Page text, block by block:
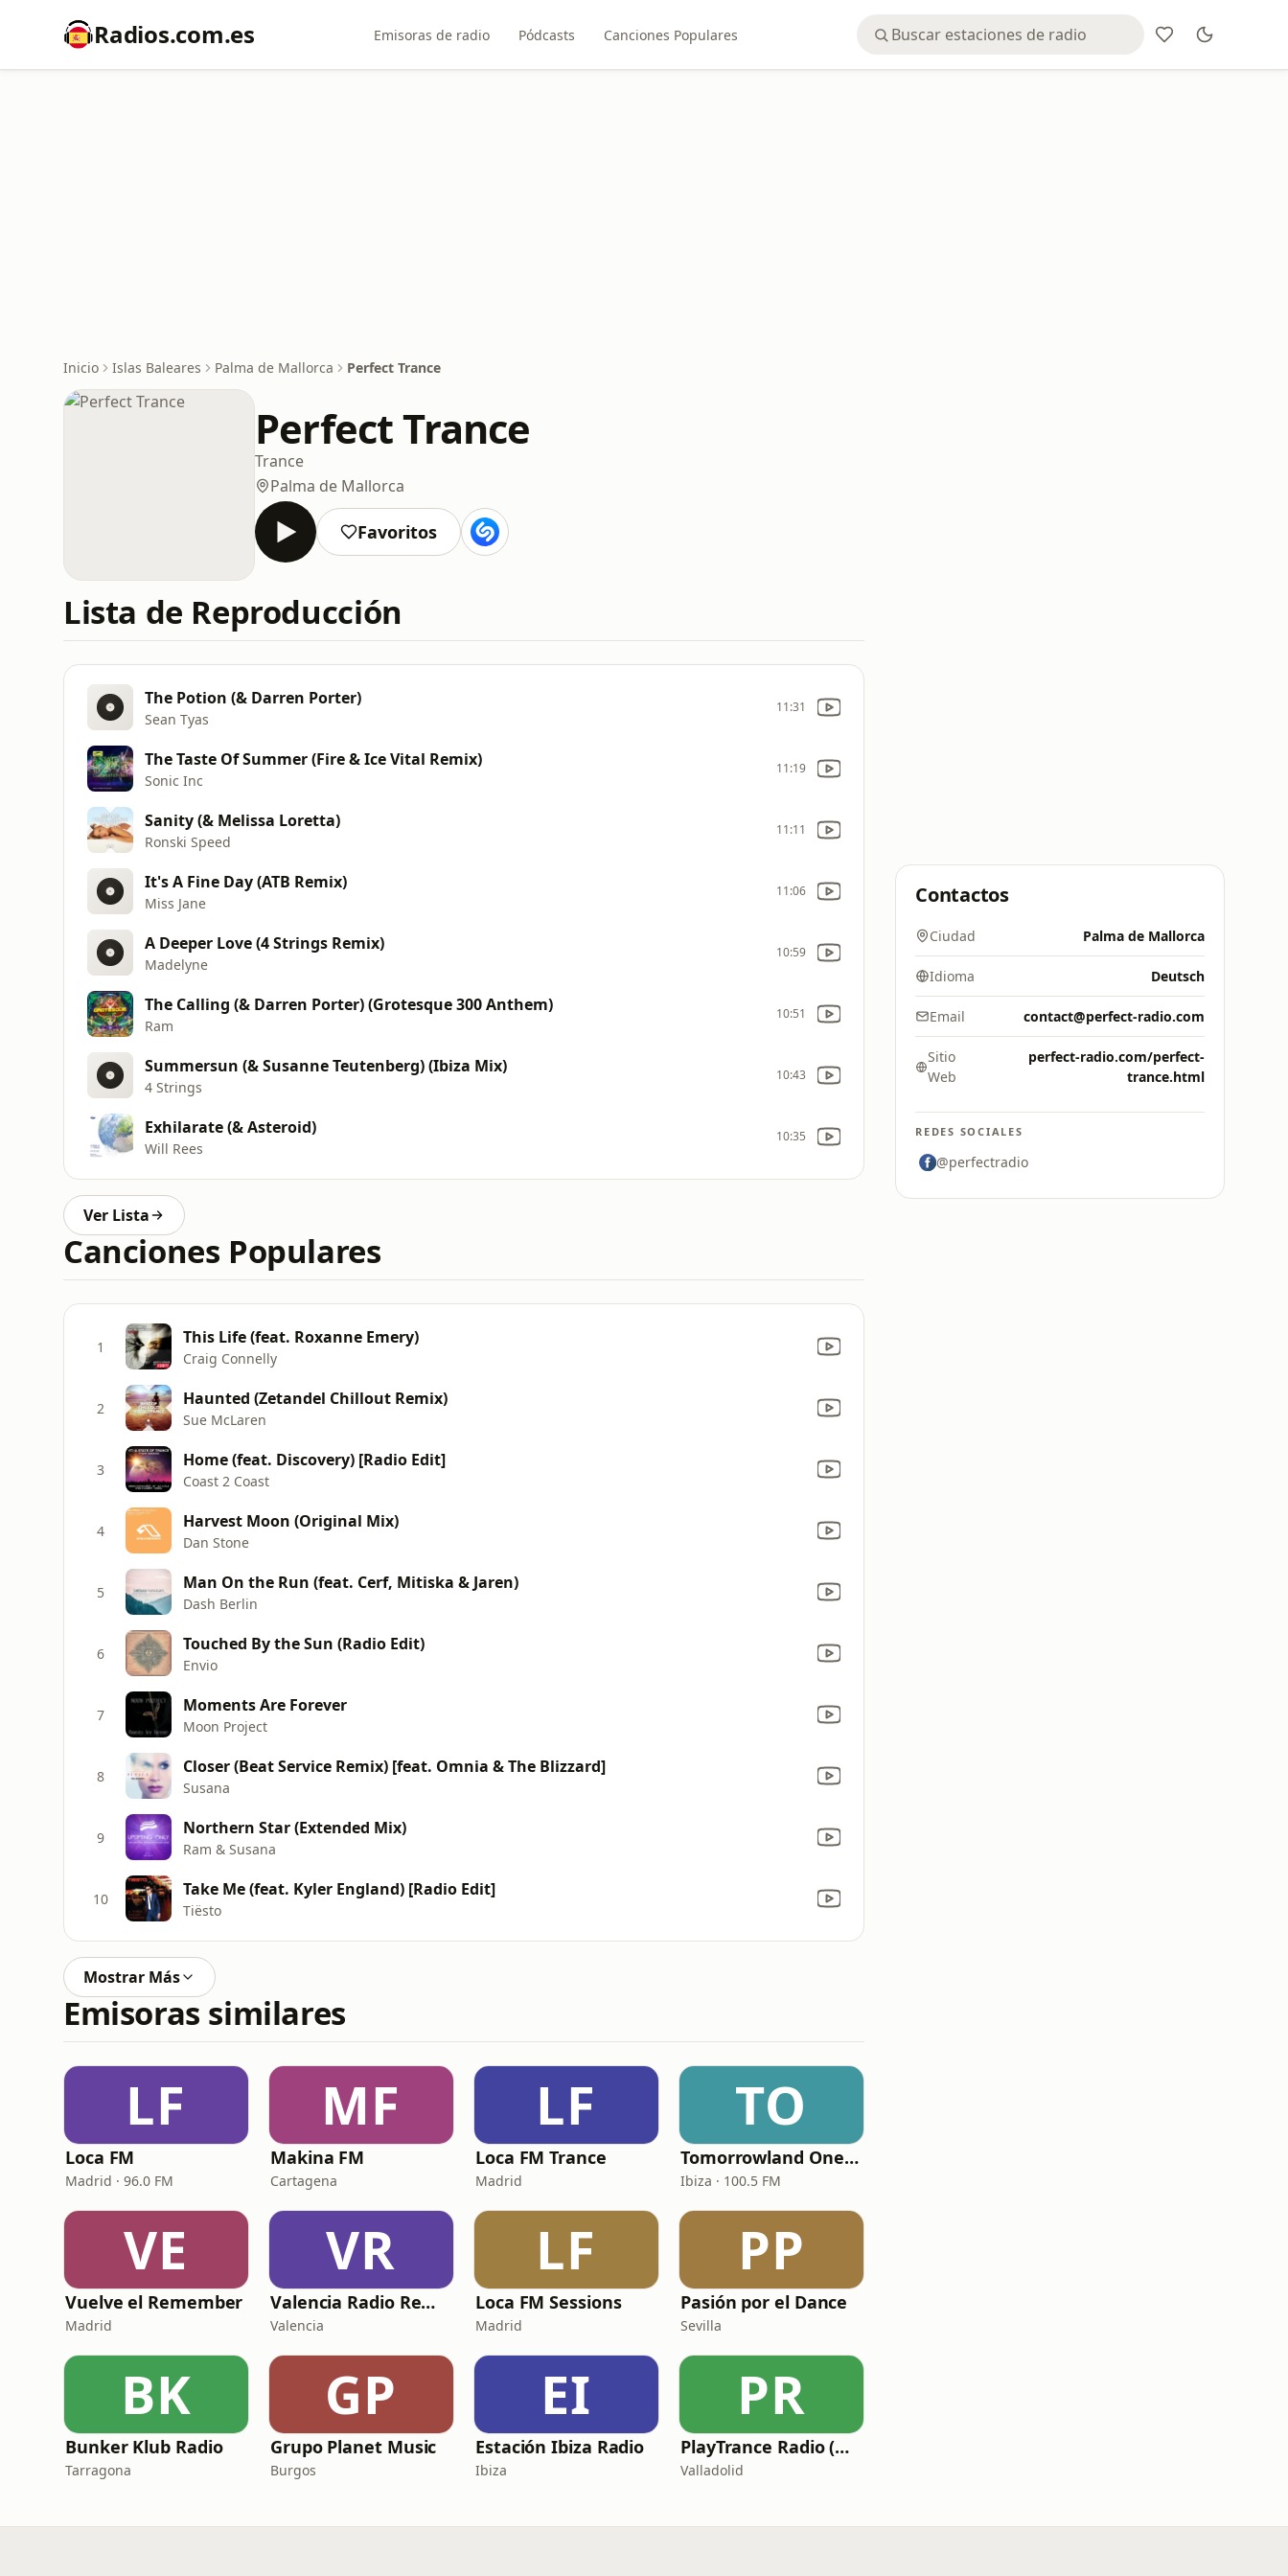
Radios.com.es Emisoras de radio Pódcasts Canciones Populares
Inicio Islas Baleares Palma de Mallorca Perfect Trance
Perfect Trance
Trance
Palma de Mallorca
Favoritos
Lista de Reproducción
The Potion (& Darren Porter)
Sean Tyas
11:31
The Taste Of Summer (Fire & Ice Vital Remix)
Sonic Inc
11:19
Sanity (& Melissa Loretta)
Ronski Speed
11:11
It's A Fine Day (ATB Remix)
Miss Jane
11:06
A Deeper Love (4 Strings Remix)
Madelyne
10:59
The Calling (& Darren Porter) (Grotesque 300 Anthem)
Ram
10:51
Summersun (& Susanne Teutenberg) (Ibiza Mix)
4 Strings
10:43
Exhilarate (& Asteroid)
Will Rees
10:35
Ver Lista
Canciones Populares
1 This Life (feat. Roxanne Emery)
Craig Connelly
2 Haunted (Zetandel Chillout Remix)
Sue McLaren
3 Home (feat. Discovery) [Radio Edit]
Coast 2 Coast
4 Harvest Moon (Original Mix)
Dan Stone
5 Man On the Run (feat. Cerf, Mitiska & Jaren)
Dash Berlin
6 Touched By the Sun (Radio Edit)
Envio
7 Moments Are Forever
Moon Project
8 Closer (Beat Service Remix) [feat. Omnia & The Blizzard]
Susana
9 Northern Star (Extended Mix)
Ram & Susana
10 Take Me (feat. Kyler England) [Radio Edit]
Tiësto
Mostrar Más
Emisoras similares
LF
Loca FM
Madrid · 96.0 FM
MF
Makina FM
Cartagena
LF
Loca FM Trance
Madrid
TO
Tomorrowland One World Radio - Spain
Ibiza · 100.5 FM
VE
Vuelve el Remember
Madrid
VR
Valencia Radio Remember
Valencia
LF
Loca FM Sessions
Madrid
PP
Pasión por el Dance
Sevilla
BK
Bunker Klub Radio
Tarragona
GP
Grupo Planet Music
Burgos
EI
Estación Ibiza Radio
Ibiza
PR
PlayTrance Radio (Main Channel)
Valladolid
Contactos
Ciudad Palma de Mallorca
Idioma Deutsch
Email contact@perfect-radio.com
Sitio
Web
perfect-radio.com/perfect-
trance.html
REDES SOCIALES
@perfectradio